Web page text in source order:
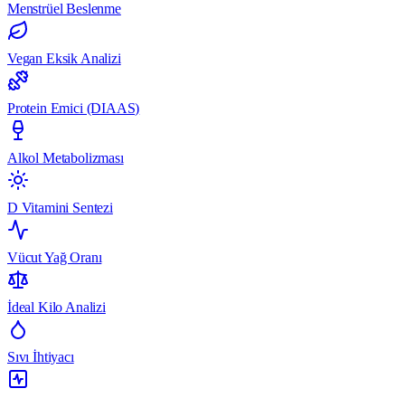
Menstrüel Beslenme
Vegan Eksik Analizi
Protein Emici (DIAAS)
Alkol Metabolizması
D Vitamini Sentezi
Vücut Yağ Oranı
İdeal Kilo Analizi
Sıvı İhtiyacı